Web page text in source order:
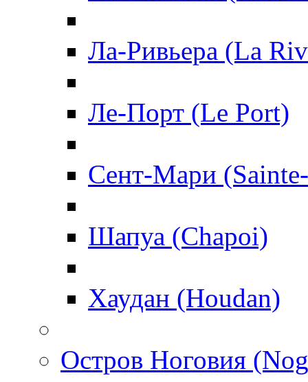
Ла-Ривьера (La
Ле-Порт (Le Port)
Сент-Мари
Шапуа (Chapoi)
Хаудан (Houdan)
Остров Ноговия